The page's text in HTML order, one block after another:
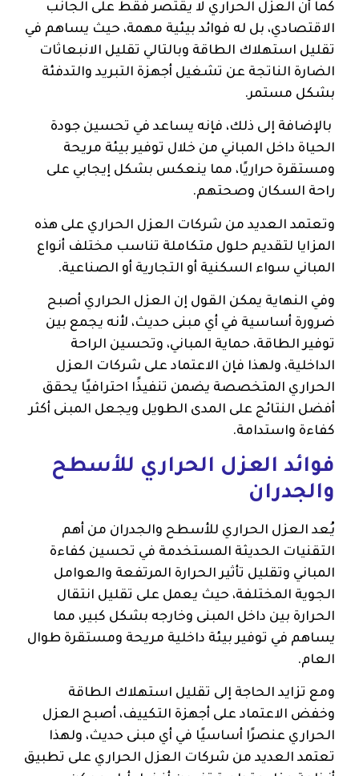
كما أن العزل الحراري لا يقتصر فقط على الجانب
الاقتصادي، بل له فوائد بيئية مهمة، حيث يساهم في
تقليل استهلاك الطاقة وبالتالي تقليل الانبعاثات
الضارة الناتجة عن تشغيل أجهزة التبريد والتدفئة
بشكل مستمر.
بالإضافة إلى ذلك، فإنه يساعد في تحسين جودة
الحياة داخل المباني من خلال توفير بيئة مريحة
ومستقرة حراريًا، مما ينعكس بشكل إيجابي على
راحة السكان وصحتهم.
وتعتمد العديد من شركات العزل الحراري على هذه
المزايا لتقديم حلول متكاملة تناسب مختلف أنواع
المباني سواء السكنية أو التجارية أو الصناعية.
وفي النهاية يمكن القول إن العزل الحراري أصبح
ضرورة أساسية في أي مبنى حديث، لأنه يجمع بين
توفير الطاقة، حماية المباني، وتحسين الراحة
الداخلية، ولهذا فإن الاعتماد على شركات العزل
الحراري المتخصصة يضمن تنفيذًا احترافيًا يحقق
أفضل النتائج على المدى الطويل ويجعل المبنى أكثر
كفاءة واستدامة.
فوائد العزل الحراري للأسطح
والجدران
يُعد العزل الحراري للأسطح والجدران من أهم
التقنيات الحديثة المستخدمة في تحسين كفاءة
المباني وتقليل تأثير الحرارة المرتفعة والعوامل
الجوية المختلفة، حيث يعمل على تقليل انتقال
الحرارة بين داخل المبنى وخارجه بشكل كبير، مما
يساهم في توفير بيئة داخلية مريحة ومستقرة طوال
العام.
ومع تزايد الحاجة إلى تقليل استهلاك الطاقة
وخفض الاعتماد على أجهزة التكييف، أصبح العزل
الحراري عنصرًا أساسيًا في أي مبنى حديث، ولهذا
تعتمد العديد من شركات العزل الحراري على تطبيق